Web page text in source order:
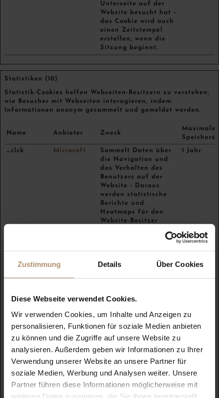
Zustimmung Details Über Cookies
Diese Webseite verwendet Cookies.
Wir verwenden Cookies, um Inhalte und Anzeigen zu
personalisieren, Funktionen für soziale Medien anbieten
zu können und die Zugriffe auf unsere Website zu
analysieren. Außerdem geben wir Informationen zu Ihrer
Verwendung unserer Website an unsere Partner für
soziale Medien, Werbung und Analysen weiter. Unsere
Partner führen diese Informationen möglicherweise mit
weiteren Daten zusammen, die Sie Ihnen bereitgestellt
Unterseite auf der
Website besucht hat –
das Cookie wird auch
einen Zeitstempel
erstellen, wenn die
Sitzung beginnt.
Statistiken (10)
Statistik-Cookies helfen Webseiten-Besitzern zu verstehen,
wie Besucher mit Webseiten interagieren, indem
Informationen anonym gesammelt und gemeldet werden.
Name Anbieter Zweck
Maximale
_clck Microsoft
Sammelt Daten über
die Navigation und
das Verhalten des
Benutzers auf der
Website - Daraus
werden statistische
Berichte und
Heatmaps für den
Website-Besitzer
1 Jahr
statistische Daten
über das Verhalten
der Besucher auf der
Website. Wird vom
internes Analytics
1 Tag
_cltk Microsoft
Registriert
statistische Daten
über das Verhalten
Website. Wird vom
Website-Betreiber für
internes Analytics
Sitzung
Registriert eine
2 Jahre